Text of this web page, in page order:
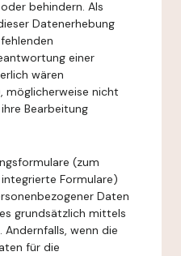
behindern. Als
Datenerhebung
einer
wären
möglicherweise nicht
Bearbeitung
(zum
Formulare)
Daten
grundsätzlich mittels
Andernfalls, wenn die
für die